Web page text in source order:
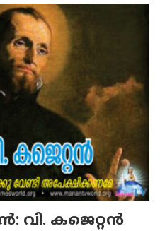
വി. കജെറ്റന്‍